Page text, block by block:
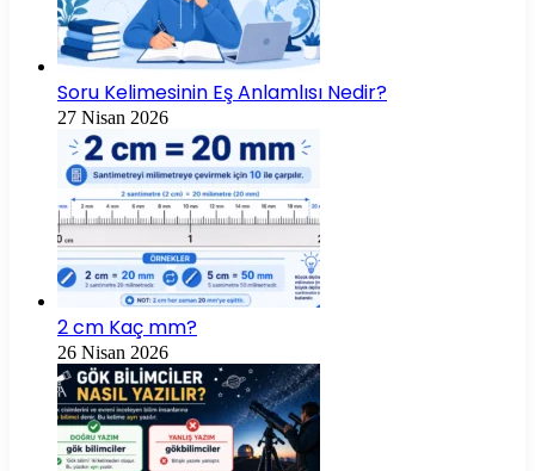
Soru Kelimesinin Eş Anlamlısı Nedir?
27 Nisan 2026
2 cm Kaç mm?
26 Nisan 2026